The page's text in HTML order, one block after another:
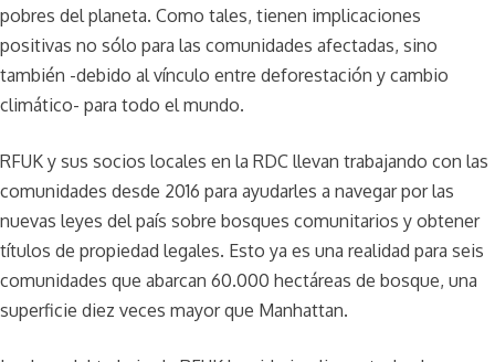
pobres del planeta. Como tales, tienen implicaciones
positivas no sólo para las comunidades afectadas, sino
también -debido al vínculo entre deforestación y cambio
climático- para todo el mundo.
RFUK y sus socios locales en la RDC llevan trabajando con las
comunidades desde 2016 para ayudarles a navegar por las
nuevas leyes del país sobre bosques comunitarios y obtener
títulos de propiedad legales. Esto ya es una realidad para seis
comunidades que abarcan 60.000 hectáreas de bosque, una
superficie diez veces mayor que Manhattan.